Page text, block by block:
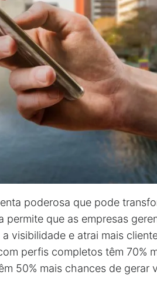
poderosa que pode
permite que as empresas
visibilidade e atrai mais
perfis completos têm 70%
50% mais chances de gerar